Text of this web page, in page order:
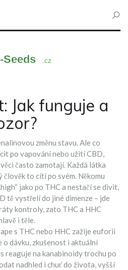
Jak funguje a
změnu stavu. Ale co
po vapování nebo užití CBD,
často zamotají. Každá látka
to cítí po svém. Někomu
jako po THC a nestačí se divit,
tě vystřelí do jiné dimenze – jde
kontroly, zato THC a HHC
i těle.
s THC nebo HHC zažije euforii
o dávku, zkušenost i aktuální
reaguje na kanabinoidy trochu po
nadhled i chuť do života, vyšší